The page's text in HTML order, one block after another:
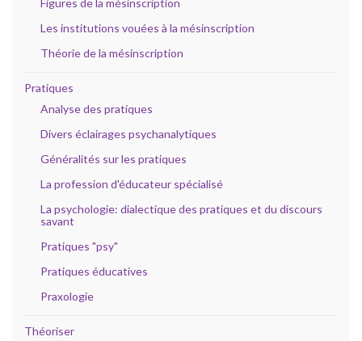
Les institutions vouées à la mésinscription
Théorie de la mésinscription
Pratiques
Analyse des pratiques
Divers éclairages psychanalytiques
Généralités sur les pratiques
La profession d'éducateur spécialisé
La psychologie: dialectique des pratiques et du discours
savant
Pratiques "psy"
Pratiques éducatives
Praxologie
Théoriser